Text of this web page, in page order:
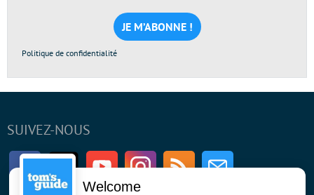
mail
*
Politique de confidentialité
SUIVEZ-NOUS
FacebookTwitter Youtube InstagramRSS Newsletter
Welcome